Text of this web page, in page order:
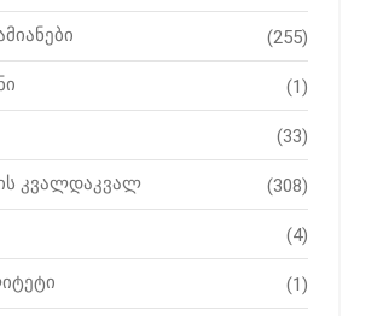
(255)
(1)
(33)
კვალდაკვალ (308)
(4)
(1)